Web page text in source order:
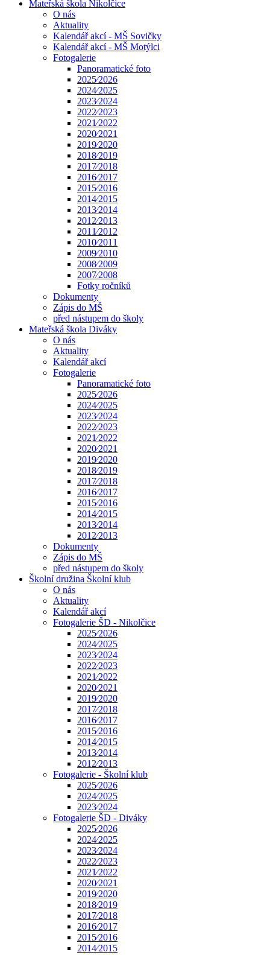
Mateřská škola Nikolčice
O nás
Aktuality
Kalendář akcí - MŠ Sovičky
Kalendář akcí - MŠ Motýlci
Fotogalerie
Panoramatické foto
2025⁄2026
2024⁄2025
2023⁄2024
2022⁄2023
2021⁄2022
2020⁄2021
2019⁄2020
2018⁄2019
2017⁄2018
2016⁄2017
2015⁄2016
2014⁄2015
2013⁄2014
2012⁄2013
2011⁄2012
2010⁄2011
2009⁄2010
2008⁄2009
2007⁄2008
Fotky ročníků
Dokumenty
Zápis do MŠ
před nástupem do školy
Mateřská škola Diváky
O nás
Aktuality
Kalendář akcí
Fotogalerie
Panoramatické foto
2025⁄2026
2024⁄2025
2023⁄2024
2022⁄2023
2021⁄2022
2020⁄2021
2019⁄2020
2018⁄2019
2017⁄2018
2016⁄2017
2015⁄2016
2014⁄2015
2013⁄2014
2012⁄2013
Dokumenty
Zápis do MŠ
před nástupem do školy
Školní družina Školní klub
O nás
Aktuality
Kalendář akcí
Fotogalerie ŠD - Nikolčice
2025⁄2026
2024⁄2025
2023⁄2024
2022⁄2023
2021⁄2022
2020⁄2021
2019⁄2020
2017⁄2018
2016⁄2017
2015⁄2016
2014⁄2015
2013⁄2014
2012⁄2013
Fotogalerie - Školní klub
2025⁄2026
2024⁄2025
2023⁄2024
Fotogalerie ŠD - Diváky
2025⁄2026
2024⁄2025
2023⁄2024
2022⁄2023
2021⁄2022
2020⁄2021
2019⁄2020
2018⁄2019
2017⁄2018
2016⁄2017
2015⁄2016
2014⁄2015